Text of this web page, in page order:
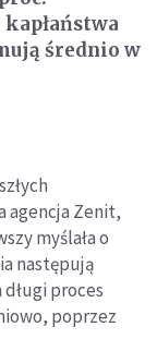
średnio w
agencja Zenit,
myślała o
następują
proces
poprzez